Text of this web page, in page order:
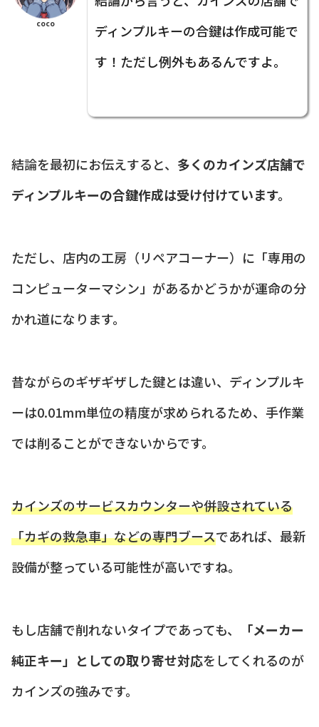
coco
ディンプルキーの合鍵は作成可能で
す！ただし例外もあるんですよ。
結論を最初にお伝えすると、 多くのカインズ店舗で
ディンプルキーの合鍵作成は受け付けています。
ただし、店内の工房（リペアコーナー）に「専用の
コンピューターマシン」があるかどうかが運命の分
かれ道になります。
昔ながらのギザギザした鍵とは違い、ディンプルキ
ーは0.01mm単位の精度が求められるため、手作業
では削ることができないからです。
カインズのサービスカウンターや併設されている
「カギの救急車」などの専門ブースであれば、最新
設備が整っている可能性が高いですね。
もし店舗で削れないタイプであっても、
「メーカー
純正キー」としての取り寄せ対応をしてくれるのが
カインズの強みです。